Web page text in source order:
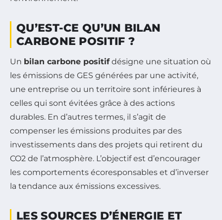
QU’EST-CE QU’UN BILAN
CARBONE POSITIF ?
Un bilan carbone positifdésigne une situation où
les émissions de GES générées par une activité,
une entreprise ou un territoire sont inférieures à
celles qui sont évitées grâce à des actions
durables. En d’autres termes, il s’agit de
compenser les émissions produites par des
investissements dans des projets qui retirent du
CO2 de l’atmosphère. L’objectif est d’encourager
les comportements écoresponsables et d’inverser
la tendance aux émissions excessives.
LES SOURCES D’ÉNERGIE ET